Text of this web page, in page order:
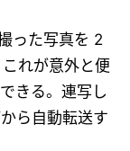
った写真を 2
れが意外と便
きる。連写し
ら自動転送す